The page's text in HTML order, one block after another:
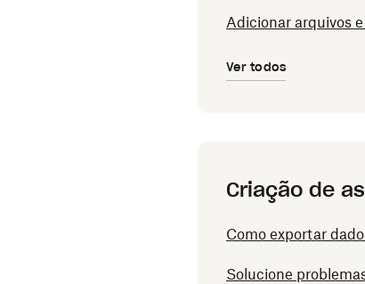
Adicionar arquivos
Ver todos
Criação de
Como exportar
Solucione